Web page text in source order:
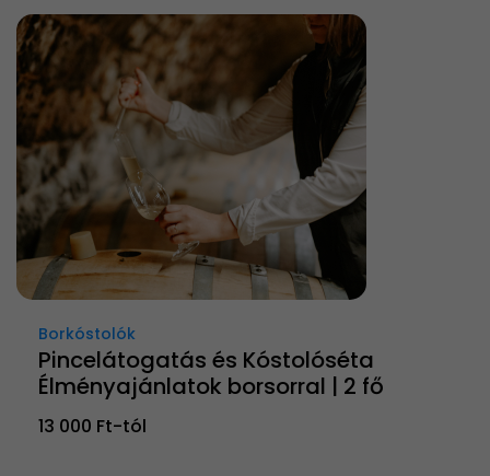
Borkóstolók
Pincelátogatás és Kóstolóséta
Élményajánlatok borsorral | 2 fő
13 000 Ft-tól